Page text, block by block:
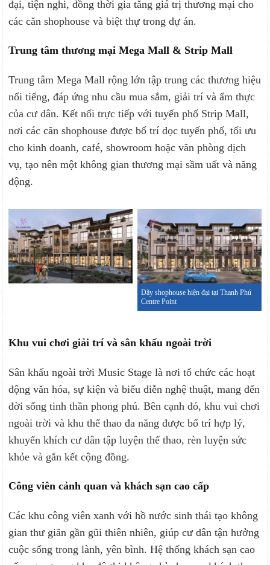
đại, tiện nghi, đồng thời gia tăng giá trị thương mại cho
các căn shophouse và biệt thự trong dự án.
Trung tâm thương mại Mega Mall & Strip Mall
Trung tâm Mega Mall rộng lớn tập trung các thương hiệu
nổi tiếng, đáp ứng nhu cầu mua sắm, giải trí và ẩm thực
của cư dân. Kết nối trực tiếp với tuyến phố Strip Mall,
nơi các căn shophouse được bố trí dọc tuyến phố, tối ưu
cho kinh doanh, café, showroom hoặc văn phòng dịch
vụ, tạo nên một không gian thương mại sầm uất và năng
động.
Dãy shophouse hiện đại tại Thanh Phú
Centre Point
Khu vui chơi giải trí và sân khấu ngoài trời
Sân khấu ngoài trời Music Stage là nơi tổ chức các hoạt
động văn hóa, sự kiện và biểu diễn nghệ thuật, mang đến
đời sống tinh thần phong phú. Bên cạnh đó, khu vui chơi
ngoài trời và khu thể thao đa năng được bố trí hợp lý,
khuyến khích cư dân tập luyện thể thao, rèn luyện sức
khỏe và gắn kết cộng đồng.
Công viên cảnh quan và khách sạn cao cấp
Các khu công viên xanh với hồ nước sinh thái tạo không
gian thư giãn gần gũi thiên nhiên, giúp cư dân tận hưởng
cuộc sống trong lành, yên bình. Hệ thống khách sạn cao